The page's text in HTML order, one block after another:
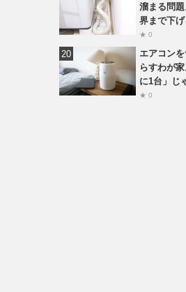
溜まる問
界まで下
★ 0
エアコン
らすわが
に1台」じ
★ 0